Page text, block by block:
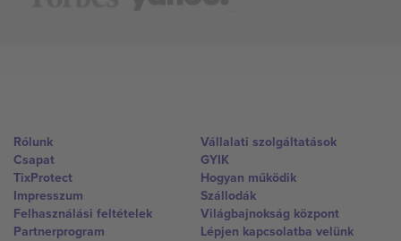
Rólunk
Csapat
TixProtect
Impresszum
Felhasználási feltételek
Partnerprogram
Vállalati szolgáltatások
GYIK
Hogyan működik
Szállodák
Világbajnokság központ
Lépjen kapcsolatba velünk